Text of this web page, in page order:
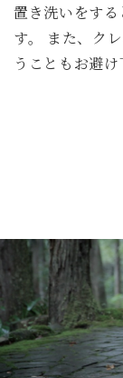
置き洗いをす
す。 また、ク
うこともお避け